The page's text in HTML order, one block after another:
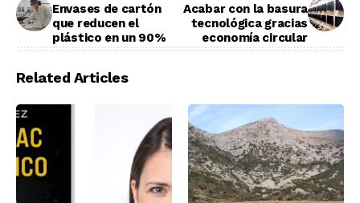
Envases de cartón
que reducen el
plástico en un 90%
Acabar con la basura
tecnológica gracias
economía circular
Related Articles